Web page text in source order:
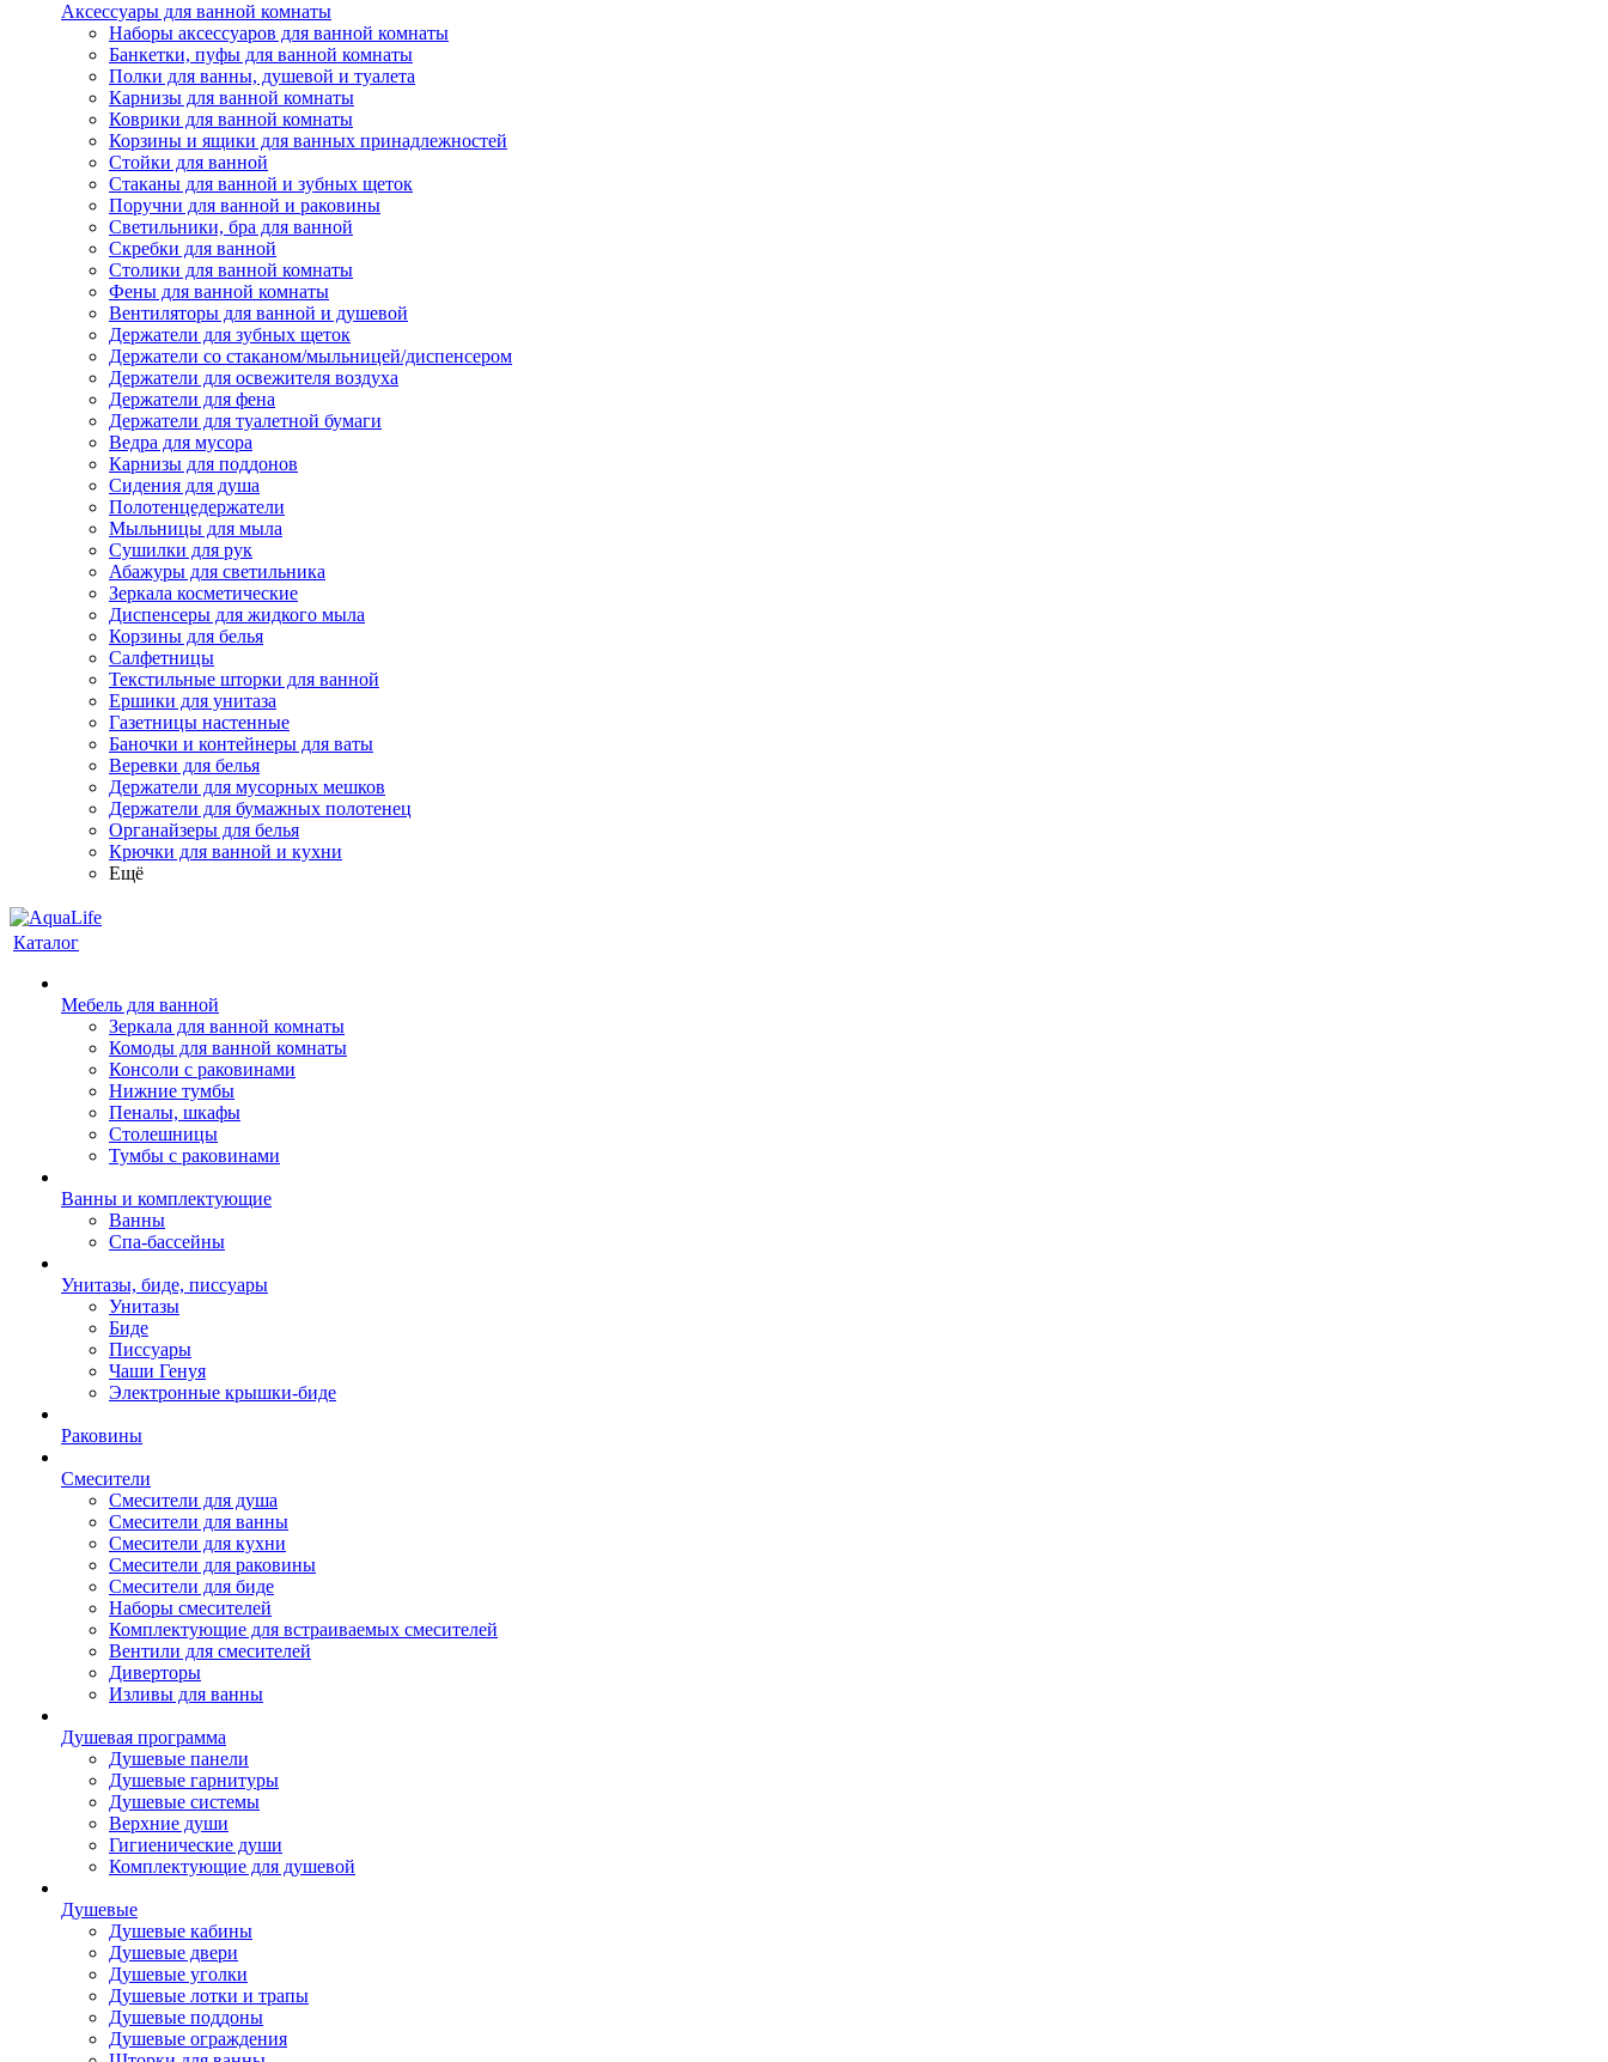
Аксессуары для ванной комнаты
Наборы аксессуаров для ванной комнаты
Банкетки, пуфы для ванной комнаты
Полки для ванны, душевой и туалета
Карнизы для ванной комнаты
Коврики для ванной комнаты
Корзины и ящики для ванных принадлежностей
Стойки для ванной
Стаканы для ванной и зубных щеток
Поручни для ванной и раковины
Светильники, бра для ванной
Скребки для ванной
Столики для ванной комнаты
Фены для ванной комнаты
Вентиляторы для ванной и душевой
Держатели для зубных щеток
Держатели со стаканом/мыльницей/диспенсером
Держатели для освежителя воздуха
Держатели для фена
Держатели для туалетной бумаги
Ведра для мусора
Карнизы для поддонов
Сидения для душа
Полотенцедержатели
Мыльницы для мыла
Сушилки для рук
Абажуры для светильника
Зеркала косметические
Диспенсеры для жидкого мыла
Корзины для белья
Салфетницы
Текстильные шторки для ванной
Ершики для унитаза
Газетницы настенные
Баночки и контейнеры для ваты
Веревки для белья
Держатели для мусорных мешков
Держатели для бумажных полотенец
Органайзеры для белья
Крючки для ванной и кухни
Ещё
Каталог
Мебель для ванной
Зеркала для ванной комнаты
Комоды для ванной комнаты
Консоли с раковинами
Нижние тумбы
Пеналы, шкафы
Столешницы
Тумбы с раковинами
Ванны и комплектующие
Ванны
Спа-бассейны
Унитазы, биде, писсуары
Унитазы
Биде
Писсуары
Чаши Генуя
Электронные крышки-биде
Раковины
Смесители
Смесители для душа
Смесители для ванны
Смесители для кухни
Смесители для раковины
Смесители для биде
Наборы смесителей
Комплектующие для встраиваемых смесителей
Вентили для смесителей
Диверторы
Изливы для ванны
Душевая программа
Душевые панели
Душевые гарнитуры
Душевые системы
Верхние души
Гигиенические души
Комплектующие для душевой
Душевые
Душевые кабины
Душевые двери
Душевые уголки
Душевые лотки и трапы
Душевые поддоны
Душевые ограждения